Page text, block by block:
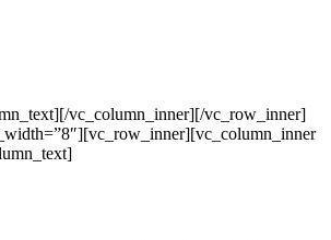
vc_column_inner][/vc_row_inner]